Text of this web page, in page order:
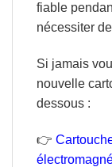
fiable
nécessiter
Si jamais
nouvelle
dessous :
👉